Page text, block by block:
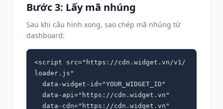
Bước 3: Lấy mã nhúng
Sau khi cấu hình xong, sao chép mã nhúng từ
dashboard:
<script src="https://cdn.widget.vn/v1/
loader.js"